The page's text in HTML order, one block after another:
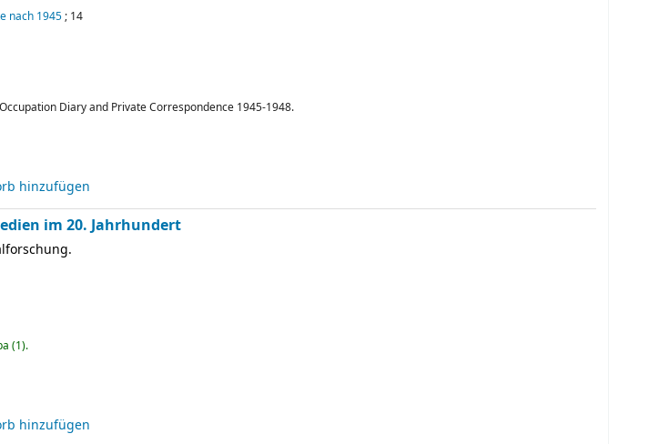
nach 1945; 14
Diary and Private Correspondence 1945-1948.
hinzufügen
im 20. Jahrhundert
(1).
hinzufügen